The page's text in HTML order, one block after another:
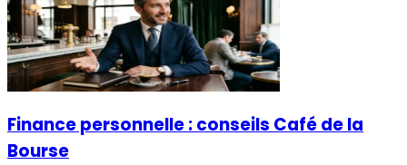
Finance personnelle : conseils Café de la
Bourse